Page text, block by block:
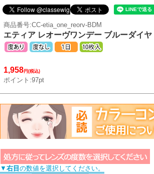
商品番号:CC-etia_one_reorv-BDM
エティア レオーヴワンデー ブルーダイヤ
1,958円(税込)
ポイント:97pt
▼ 右目 の数値を選択してください。